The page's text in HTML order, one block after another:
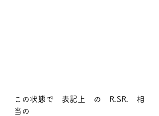
この状態で　表記上　の　R.SR.　相
当の